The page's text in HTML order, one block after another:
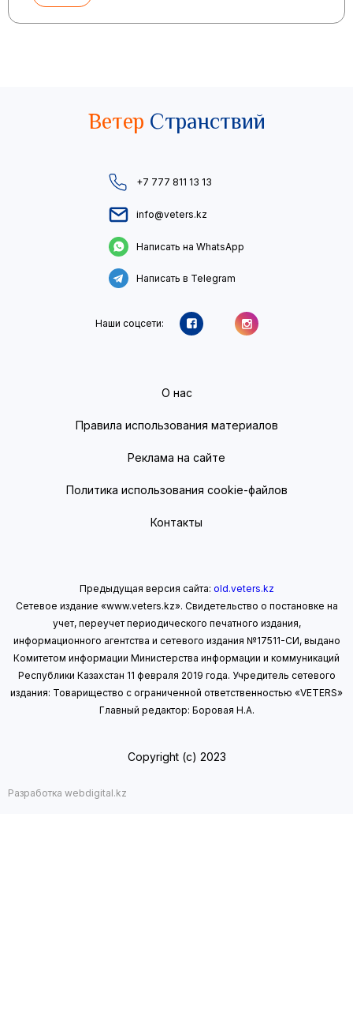
Ветер Странствий
+7 777 811 13 13
info@veters.kz
Написать на WhatsApp
Написать в Telegram
Наши соцсети:
О нас
Правила использования материалов
Реклама на сайте
Политика использования cookie-файлов
Контакты
Предыдущая версия сайта: old.veters.kz
Сетевое издание «www.veters.kz». Свидетельство о постановке на
учет, переучет периодического печатного издания,
информационного агентства и сетевого издания №17511-СИ, выдано
Комитетом информации Министерства информации и коммуникаций
Республики Казахстан 11 февраля 2019 года. Учредитель сетевого
издания: Товарищество с ограниченной ответственностью «VETERS»
Главный редактор: Боровая Н.А.
Copyright (с) 2023
Разработка webdigital.kz